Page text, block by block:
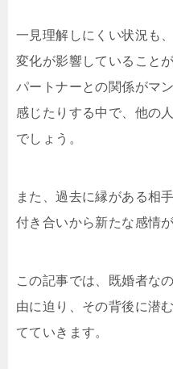
一見理解しにくい状況も
変化が影響していること
パートナーとの関係がマ
感じたりする中で、他の
でしょう。
また、過去に縁がある相
付き合いから新たな感情
この記事では、既婚者な
由に迫り、その背後に潜
てていきます。